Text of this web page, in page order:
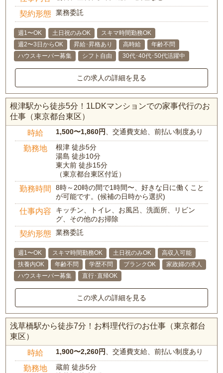
契約形態 業務委託
週1〜OK 土日祝のみOK
スキマ時間勤務OK
週2〜3日からOK
昇給･昇格あり 高時給
年齢不問
ハウスキーパー募集
シフト自由 30代･40代･50代活躍中
この求人の詳細を見る
根津駅から徒歩5分！1LDKマンションでの家事代行のお
仕事（東京都台東区）
時給 1,500〜1,860円 、交通費支給、前払い制度あり
勤務地
根津 徒歩5分
湯島 徒歩10分
東大前 徒歩15分
（東京都台東区付近）
勤務時間
8時～20時の間で1時間〜、好きな日に働くこと
が可能です。(候補の日時から選択)
仕事内容
キッチン、トイレ、お風呂、洗面所、リビン
グ、その他のお掃除
契約形態 業務委託
週1〜OK スキマ時間勤務OK 土日祝のみOK
高収入可能
扶養内OK
年齢不問 学歴不問 ブランクOK
家政婦の求人
ハウスキーパー募集
直行･直帰OK
この求人の詳細を見る
浅草橋駅から徒歩7分！お料理代行のお仕事（東京都台
東区）
時給 1,900〜2,260円 、交通費支給、前払い制度あり
勤務地
蔵前 徒歩5分